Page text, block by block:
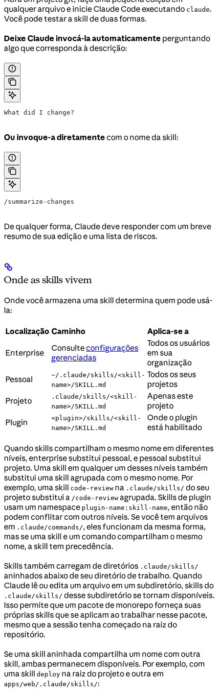
qualquer arquivo e inicie Claude Code executando claude.
Você pode testar a skill de duas formas.
Deixe Claude invocá-la automaticamente perguntando
algo que corresponda à descrição:
What did I change?
Ou invoque-a diretamente com o nome da skill:
/summarize-changes
De qualquer forma, Claude deve responder com um breve
resumo de sua edição e uma lista de riscos.
Onde as skills vivem
Onde você armazena uma skill determina quem pode usá-
la:
Localização Caminho Aplica-se a
Enterprise Consulteconfigurações
gerenciadas
Todos os usuários
em sua
organização
Pessoal
~/.claude/skills/<skill-
name>/SKILL.md
Todos os seus
projetos
Projeto
.claude/skills/<skill-
name>/SKILL.md
Apenas este
projeto
Plugin
<plugin>/skills/<skill-
name>/SKILL.md
Onde o plugin
está habilitado
Quando skills compartilham o mesmo nome em diferentes
níveis, enterprise substitui pessoal, e pessoal substitui
projeto. Uma skill em qualquer um desses níveis também
substitui uma skill agrupada com o mesmo nome. Por
exemplo, uma skill code-review na .claude/skills/ do seu
projeto substitui a /code-review agrupada. Skills de plugin
usam um namespace plugin-name:skill-name, então não
podem conflitar com outros níveis. Se você tem arquivos
em .claude/commands/, eles funcionam da mesma forma,
mas se uma skill e um comando compartilham o mesmo
nome, a skill tem precedência.
Skills também carregam de diretórios .claude/skills/
aninhados abaixo de seu diretório de trabalho. Quando
Claude lê ou edita um arquivo em um subdiretório, skills do
.claude/skills/ desse subdiretório se tornam disponíveis.
Isso permite que um pacote de monorepo forneça suas
próprias skills que se aplicam ao trabalhar nesse pacote,
mesmo que a sessão tenha começado na raiz do
repositório.
Se uma skill aninhada compartilha um nome com outra
skill, ambas permanecem disponíveis. Por exemplo, com
uma skill deploy na raiz do projeto e outra em
apps/web/.claude/skills/: